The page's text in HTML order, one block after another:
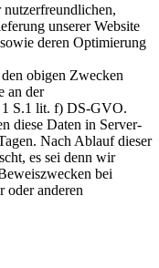
unserer Website
deren Optimierung
obigen Zwecken
an der
1 S.1 lit. f) DS-GVO.
diese Daten in Server-
Nach Ablauf dieser
es sei denn wir
bei
oder anderen